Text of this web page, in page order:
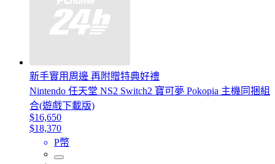
新手實用周邊 再附贈特典好禮
Nintendo 任天堂 NS2 Switch2 寶可夢 Pokopia 主機同捆組
合(遊戲下載版)
$16,650
$18,370
P幣